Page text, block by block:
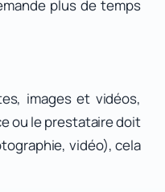
plus de temps
images et vidéos,
ou le prestataire doit
vidéo), cela